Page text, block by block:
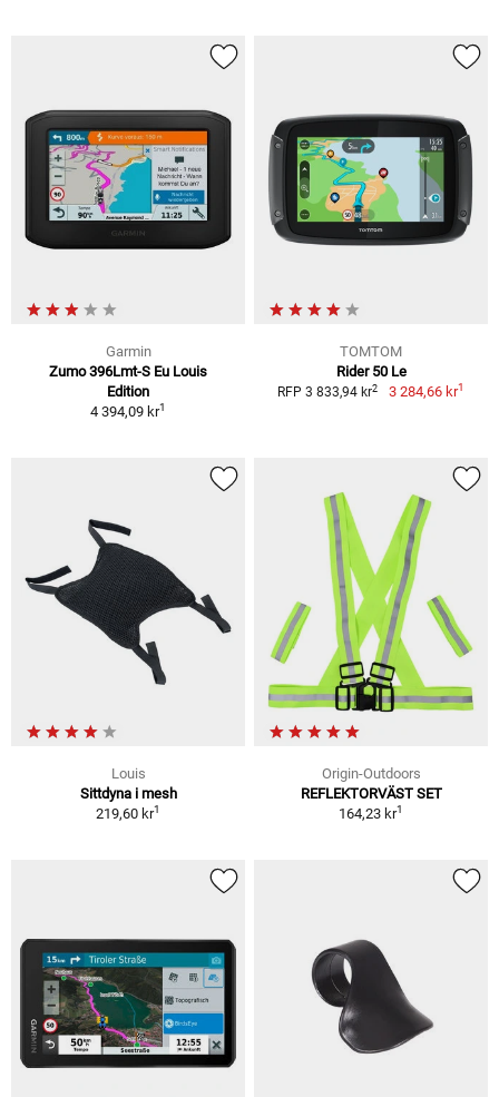
Garmin
Zumo 396Lmt-S Eu Louis
Edition
4 394,09 kr1
TOMTOM
Rider 50 Le
RFP 3 833,94 kr2 3 284,66 kr1
Louis
Sittdyna i mesh
219,60 kr1
Origin-Outdoors
REFLEKTORVÄST SET
164,23 kr1